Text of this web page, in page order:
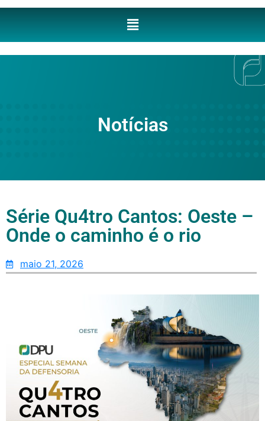
Notícias
Série Qu4tro Cantos: Oeste –
Onde o caminho é o rio
maio 21, 2026